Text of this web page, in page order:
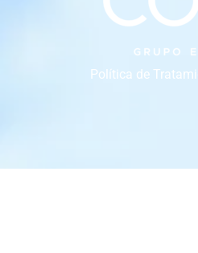
Política de